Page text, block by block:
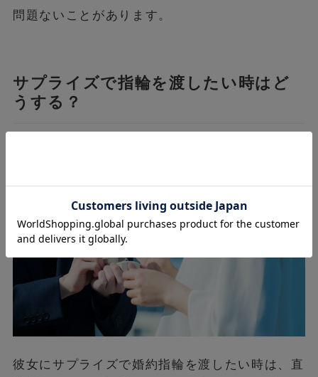
問題ないことがあります。
サプライズで指輪を渡したい時はど
うする？
彼女にサプライズで婚約指輪を渡したい時は、直